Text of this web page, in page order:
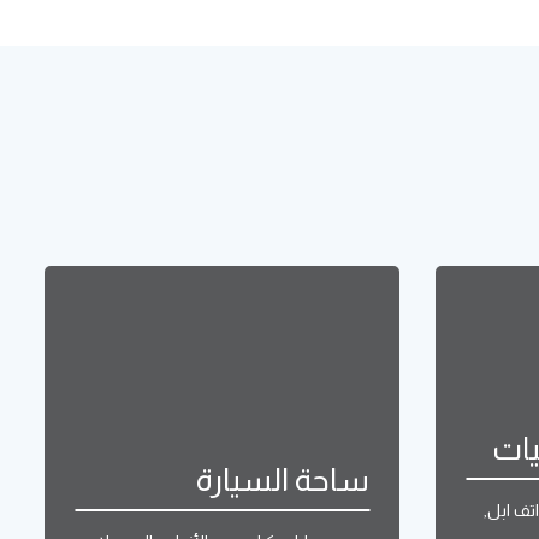
ابل,
ساحة السيارة